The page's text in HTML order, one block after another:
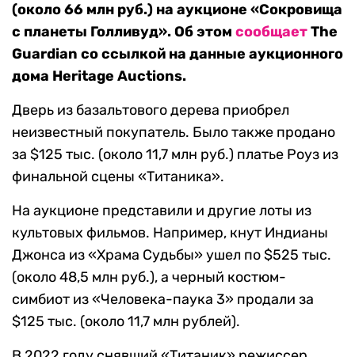
(около 66 млн руб.) на аукционе «Сокровища
с планеты Голливуд». Об этом сообщаетThe
Guardian со ссылкой на данные аукционного
дома Heritage Auctions.
Дверь из базальтового дерева приобрел
неизвестный покупатель. Было также продано
за $125 тыс. (около 11,7 млн руб.) платье Роуз из
финальной сцены «Титаника».
На аукционе представили и другие лоты из
культовых фильмов. Например, кнут Индианы
Джонса из «Храма Судьбы» ушел по $525 тыс.
(около 48,5 млн руб.), а черный костюм-
симбиот из «Человека-паука 3» продали за
$125 тыс. (около 11,7 млн рублей).